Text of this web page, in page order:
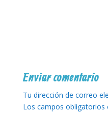
Enviar comentario
Tu dirección de correo
Los campos obligatorios